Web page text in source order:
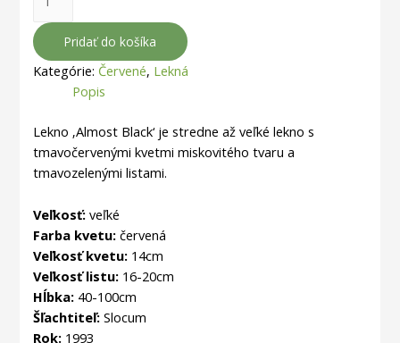
Nymphaea
'Almost
Black'
Pridať do košíka
Kategórie: Červené, Lekná
Popis
Lekno ‚Almost Black‘ je stredne až veľké lekno s
tmavočervenými kvetmi miskovitého tvaru a
tmavozelenými listami.
Veľkosť:veľké
Farba kvetu:červená
Veľkosť kvetu: 14cm
Veľkosť listu: 16-20cm
Hĺbka: 40-100cm
Šľachtiteľ:Slocum
Rok: 1993